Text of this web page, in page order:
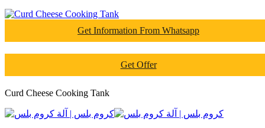
Get Information From Whatsapp
Get Offer
Curd Cheese Cooking Tank